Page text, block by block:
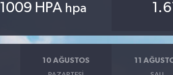
1009 HPA hpa
10 AĞUSTOS 11